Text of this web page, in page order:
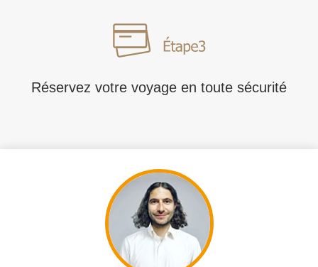
Réservez votre voyage en toute sécurité